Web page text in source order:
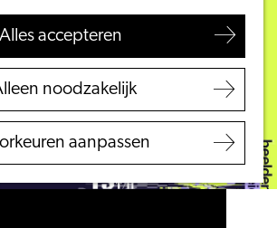
Alles accepteren
noodzakelijk
aanpassen
VVV Leiden
Bereikbaarheid
Regio Leiden